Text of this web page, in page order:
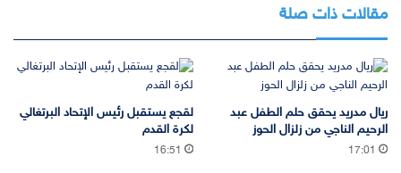
مقالات ذات صلة
ريال مدريد يحقق حلم الطفل عبد
الرحيم الناجي من زلزال الحوز
17:01
لقجع يستقبل رئيس الإتحاد البرتغالي
لكرة القدم
16:51